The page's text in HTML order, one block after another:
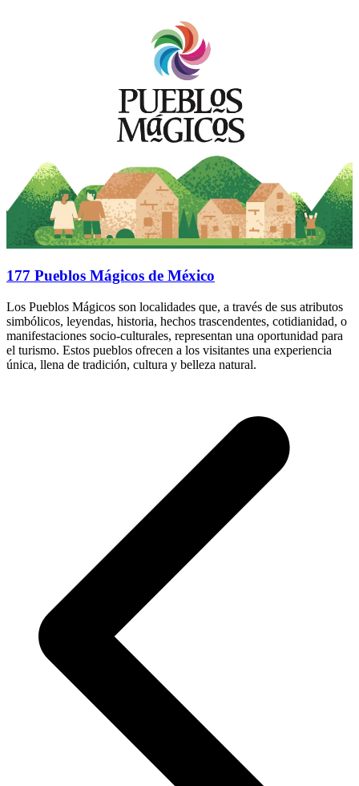
177 Pueblos Mágicos de México
Los Pueblos Mágicos son localidades que, a través de sus atributos
simbólicos, leyendas, historia, hechos trascendentes, cotidianidad, o
manifestaciones socio-culturales, representan una oportunidad para
el turismo. Estos pueblos ofrecen a los visitantes una experiencia
única, llena de tradición, cultura y belleza natural.